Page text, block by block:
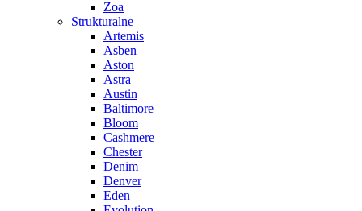
Zoa
Strukturalne
Artemis
Asben
Aston
Astra
Austin
Baltimore
Bloom
Cashmere
Chester
Denim
Denver
Eden